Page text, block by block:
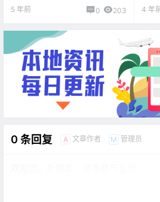
5 年前 0 203 4 年
0 条回复 A 文章作者 M 管理员